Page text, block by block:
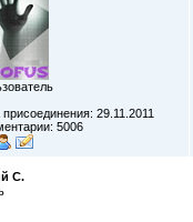
присоединения: 29.11.2011
5006
С.